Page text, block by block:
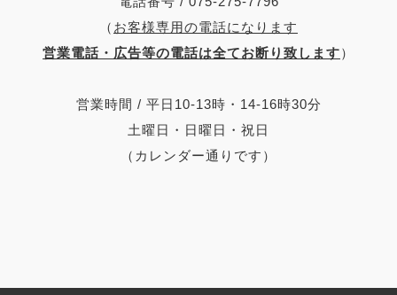
（ お客様専用の電話になります
営業電話・広告等の電話は全てお断り致します）
営業時間 / 平日10-13時・14-16時30分
土曜日・日曜日・祝日
（カレンダー通りです）